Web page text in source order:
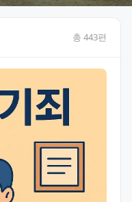
총 443편